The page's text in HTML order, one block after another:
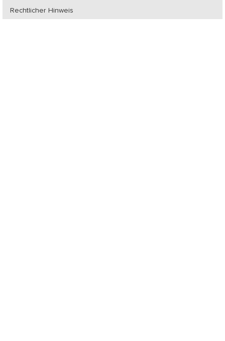
Rechtlicher Hinweis